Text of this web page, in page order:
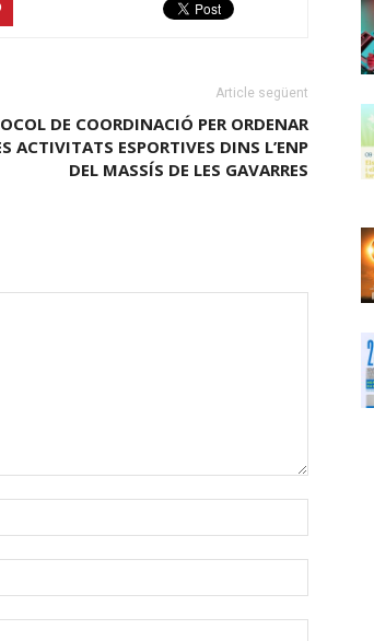
Article següent
DE COORDINACIÓ PER ORDENAR
ACTIVITATS ESPORTIVES DINS L’ENP
DEL MASSÍS DE LES GAVARRES